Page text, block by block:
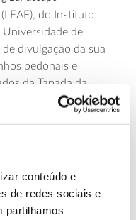
conteúdo e
de redes sociais e
partilhamos
(LEAF), do Instituto
Universidade de
divulgação da sua
pedonais e
da Tapada da
irá conduzir
perceber as
de investigação.